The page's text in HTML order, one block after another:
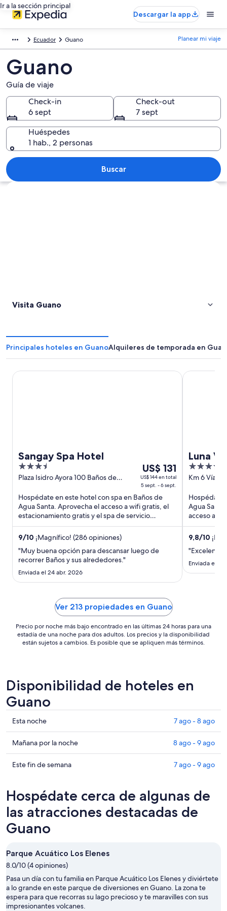
Ir a la sección principal
Descargar la app
Ecuador Guano Planear mi viaje
Guano
Guía de viaje
Check-in
6 sept
Check-out
7 sept
Huéspedes
1 hab., 2 personas
Buscar
Ver mapa
Visita Guano
Principales hoteles en GuanoAlquileres de temporada en
Sangay Spa Hotel
3.5
out
5
Plaza Isidro Ayora 100 Baños de
Del
5
sept
al
6
sept,
por
de
US$ 131
US$ 144 en total
5 sept. - 6 sept.
Hospédate en este hotel con spa en Baños de
Agua Santa. Aprovecha el acceso a wifi gratis, el
estacionamiento gratis y el spa de servicio
completo. Nuestros ...
9/10 ¡Magnífico! (286 opiniones)
"Muy buena opción para descansar luego de
recorrer Baños y sus alrededores."
Enviada el 24 abr. 2026
Sangay Spa Hotel
Luna
5
out
5
Km 6 Vía a
Hospédate
Agua
acceso a
muy cerca
9,8/10
"Excelente
Enviada el 13
Luna
Ver 213 propiedades en Guano
Precio por noche más bajo encontrado en las últimas 24 horas para una
estadía de una noche para dos adultos. Los precios y la disponibilidad
están sujetos a cambios. Es posible que se apliquen más términos.
Disponibilidad de hoteles en
Guano
Ver
precios
de
propiedades
en
esta
noche,
7
ago
ago
Esta noche 7 ago - 8 ago
Ver
precios
de
Guano
mañana
por
noche,
8
ago
-
9
ago
Mañana por la noche 8 ago - 9 ago
Ver
propiedades
en
Guano
para
fin
de
semana,
7
ago
-
Este fin de semana 7 ago - 9 ago
Hospédate cerca de algunas de
las atracciones destacadas de
Guano
Parque Acuático Los Elenes
8.0/10 (4 opiniones)
Pasa un día con tu familia en Parque Acuático Los Elenes y diviértete
a lo grande en este parque de diversiones en Guano. La zona te
espera para que recorras su lago precioso y te maravilles con sus
impresionantes volcanes.